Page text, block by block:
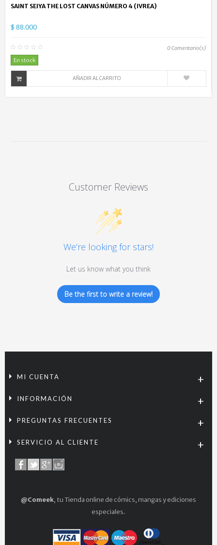
SAINT SEIYA THE LOST CANVAS NÚMERO 4 (IVREA)
$ 88.000
0Comentario(s)
En stock
AÑADIR AL CARRITO
Customer Reviews
We’re looking for stars!
Let us know what you think
Be the first to write a review!
MI CUENTA
INFORMACIÓN
PREGUNTAS FRECUENTES
SERVICIO AL CLIENTE
@Comeek, tu Tienda online de cómics, mangas y ediciones
especiales.